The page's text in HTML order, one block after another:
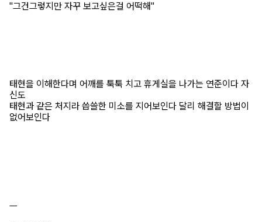
"그건그렇지만 자꾸 보고싶은걸 어떡해"
태현을 이해한다며 어깨를 툭툭 치고 휴게실을 나가는 연준이다 자
신도
태현과 같은 처지라 씁쓸한 미소를 지어보인다 달리 해결할 방법이
없어보인다
ㅡ